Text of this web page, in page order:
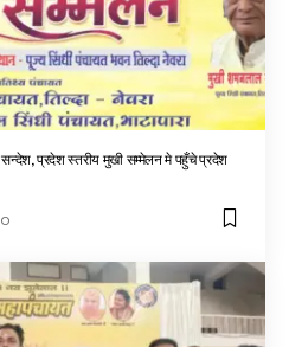
सन्देश, प्रदेश स्तरीय मुखी सम्मेलन मे पहुँचे प्रदेश